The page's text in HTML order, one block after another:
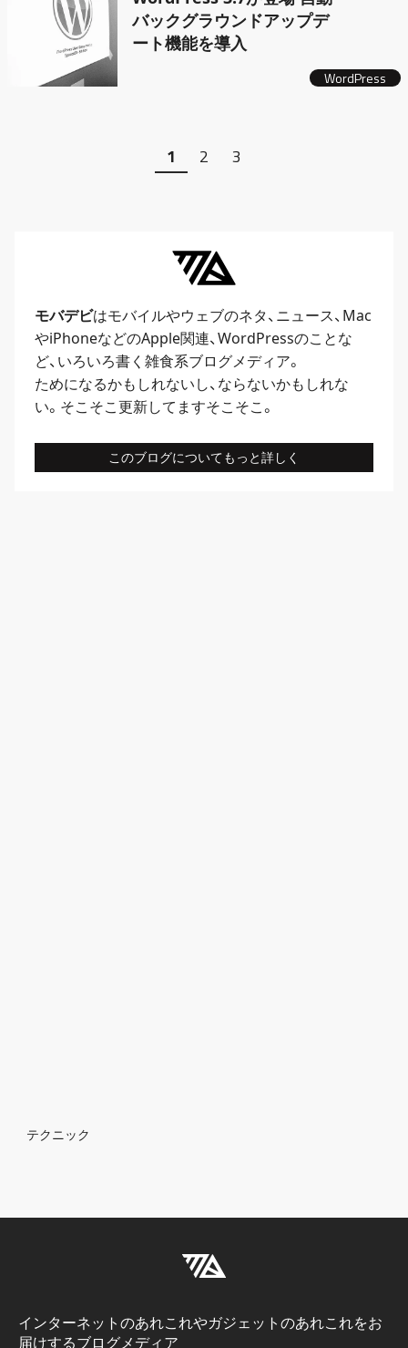
バックグラウンドアップデ
ート機能を導入
WordPress
1 2 3
モバデビはモバイルやウェブのネタ、 ニュース、 Mac
やiPhoneなどのApple関連、WordPressのことな
ど、いろいろ書く雑食系ブログメディア。
ためになるかもしれないし、ならないかもしれな
い。そこそこ更新してますそこそこ。
このブログについてもっと詳しく
Breadcrumb
テクニック
インターネットのあれこれやガジェットのあれこれをお
届けするブログメディア